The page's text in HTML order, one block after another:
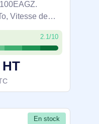
Vitesse de
tr/min, Taille
512
Interface:
2.1/10
En stock